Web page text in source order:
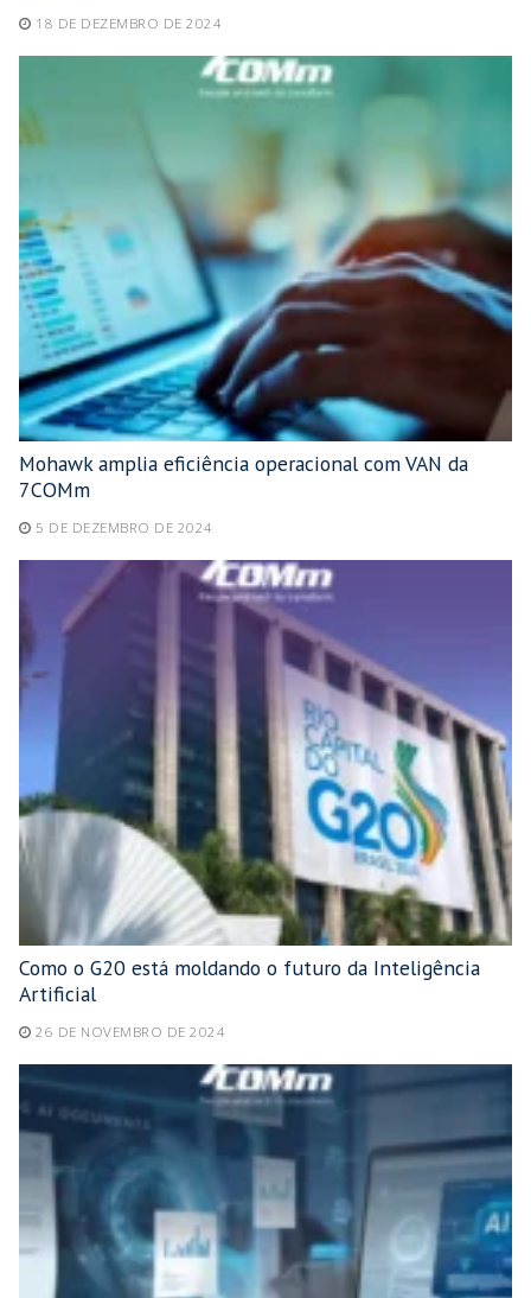
18 DE DEZEMBRO DE 2024
Mohawk amplia eficiência operacional com VAN da
7COMm
5 DE DEZEMBRO DE 2024
Como o G20 está moldando o futuro da Inteligência
Artificial
26 DE NOVEMBRO DE 2024